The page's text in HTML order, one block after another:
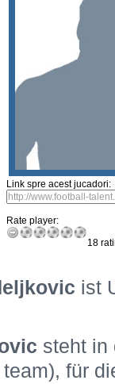
Link spre acest jucadori:
Rate player:
18
ist
steht in
für